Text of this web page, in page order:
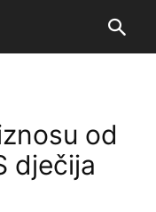
od
dječija